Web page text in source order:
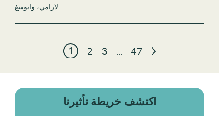
لارامي، وايومنغ
1 2 3 … 47
اكتشف خريطة تأثيرنا